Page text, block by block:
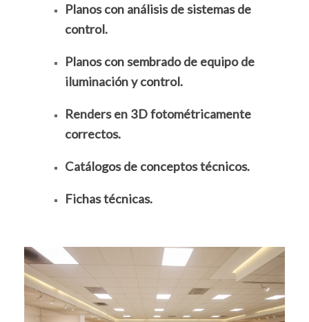
Planos con análisis de sistemas de
control.
Planos con sembrado de equipo de
iluminación y control.
Renders en 3D fotométricamente
correctos.
Catálogos de conceptos técnicos.
Fichas técnicas.